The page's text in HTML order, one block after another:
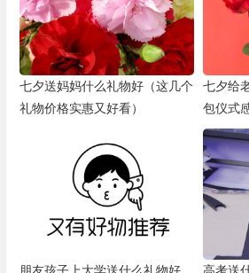
七夕送妈妈什么礼物好（这几个
礼物价格实惠又好看）
七夕给
包仪式
朋友孩子上大学送什么礼物好
高考送